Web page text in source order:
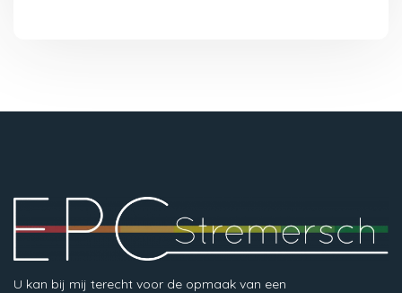
U kan bij mij terecht voor de opmaak van een